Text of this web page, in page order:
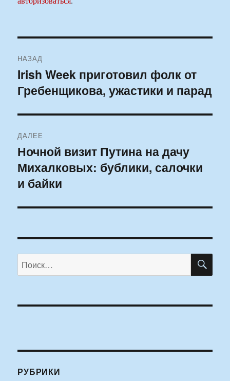
по
записям
НАЗАД
Предыдущая
запись:
Irish Week приготовил фолк от
Гребенщикова, ужастики и парад
ДАЛЕЕ
Следующая
запись:
Ночной визит Путина на дачу
Михалковых: бублики, салочки
и байки
Искать:
РУБРИКИ